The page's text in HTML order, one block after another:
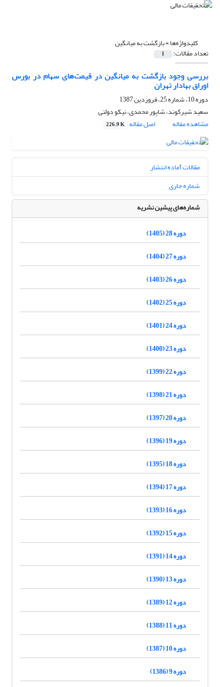
کلیدواژه‌ها =بازگشت به میانگین
تعداد مقالات: 1
بررسی وجود بازگشت به میانگین در قیمت‌های سهام در بورس
اوراق بهادار تهران
دوره 10، شماره 25، فروردین 1387
سعید شیرکوند، شاپور محمدی، نیکو دولتی
مشاهده مقاله
اصل مقاله 226.9 K
مقالات آماده انتشار
شماره جاری
شماره‌های پیشین نشریه
دوره 28 (1405)
دوره 27 (1404)
دوره 26 (1403)
دوره 25 (1402)
دوره 24 (1401)
دوره 23 (1400)
دوره 22 (1399)
دوره 21 (1398)
دوره 20 (1397)
دوره 19 (1396)
دوره 18 (1395)
دوره 17 (1394)
دوره 16 (1393)
دوره 15 (1392)
دوره 14 (1391)
دوره 13 (1390)
دوره 12 (1389)
دوره 11 (1388)
دوره 10 (1387)
دوره 9 (1386)